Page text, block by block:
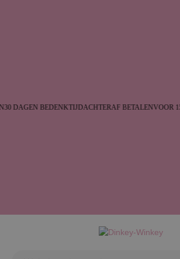
DAGEN BEDENKTIJDACHTERAF BETALENVOOR